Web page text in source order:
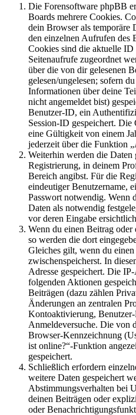
Die Forensoftware phpBB
Boards mehrere Cookies.
dein Browser als temporäre
den einzelnen Aufrufen des
Cookies sind die aktuelle
Seitenaufrufe zugeordnet
über die von dir gelesenen
gelesen/ungelesen; sofern
Informationen über deine
nicht angemeldet bist)
Benutzer-ID, ein
Session-ID gespeichert. Die
eine Gültigkeit von einem
jederzeit über die Funktion
Weiterhin werden die Daten
Registrierung, in deinem
Bereich angibst. Für die
eindeutiger Benutzername,
Passwort notwendig. Wenn
Daten als notwendig
vor deren Eingabe
Wenn du einen Beitrag
so werden die dort
Gleiches gilt, wenn du
zwischenspeicherst. In
Adresse gespeichert. Die
folgenden Aktionen
Beiträgen (dazu zählen
Änderungen an zentralen
Kontoaktivierung, Benutzer-
Anmeldeversuche. Die von
Browser-Kennzeichnung
ist online?“-Funktion
gespeichert.
Schließlich erfordern
weitere Daten gespeichert
Abstimmungsverhalten bei
deinen Beiträgen oder
oder